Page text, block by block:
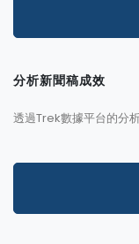
分析新聞稿成效
透過Trek數據平台的分